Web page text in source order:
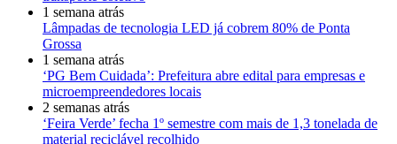
1 semana atrás
Lâmpadas de tecnologia LED já cobrem 80% de Ponta
Grossa
1 semana atrás
‘PG Bem Cuidada’: Prefeitura abre edital para empresas e
microempreendedores locais
2 semanas atrás
‘Feira Verde’ fecha 1º semestre com mais de 1,3 tonelada de
material reciclável recolhido